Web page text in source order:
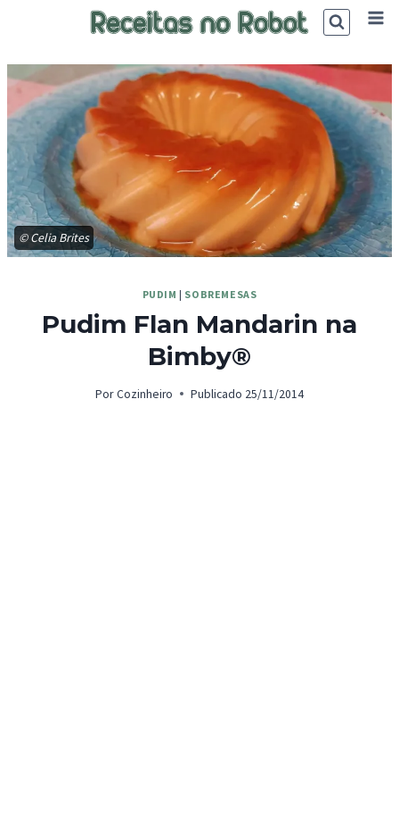
© Celia Brites
PUDIM | SOBREMESAS
Pudim Flan Mandarin na
Bimby®
Por Cozinheiro Publicado 25/11/2014